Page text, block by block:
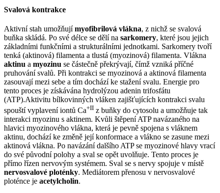
Svalová kontrakce
Aktivní stah umožňujímyofibrilová vlákna, z nichž se svalová
buňka skládá. Po své délce se dělí na sarkomery, které jsou jejich
základními funkčními a strukturálními jednotkami. Sarkomery tvoří
tenká (aktinová) filamenta a tlustá (myozinová) filamenta. Vlákna
aktinu a myozinu se částečně překrývají, čímž vzniká příčné
pruhování svalů. Při kontrakci se myozinová a aktinová filamenta
zasouvají mezi sebe a tím dochází ke stažení svalu. Energie pro
tento proces je získávána hydrolýzou adenin trifosfátu
(ATP).Aktivitu bílkovinných vláken zajišťujících kontrakci svalu
spouští vyplavení iontů Ca+II z buňky do cytosolu a umožňuje tak
interakci myozinu s aktinem. Kvůli štěpení ATP navázaného na
hlavici myozinového vlákna, která je pevně spojena s vláknem
aktinu, dochází ke změně její konformace a vlákno se zasune mezi
aktinová vlákna. Po navázání dalšího ATP se myozinové hlavy vrací
do své původní polohy a sval se opět uvolňuje. Tento proces je
přímo řízen nervovým systémem. Sval se s nervy spojuje v místě
nervosvalové ploténky. Mediátorem přenosu v nervosvalové
ploténce je acetylcholin.